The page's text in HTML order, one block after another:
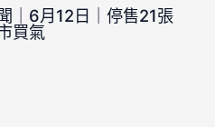
｜6月12日｜停售21張
買氣